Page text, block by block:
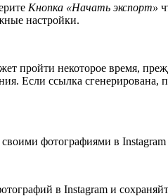
Кнопка «Начать экспорт»
настройки.
пройти некоторое время,
Если ссылка
фотографиями в
в Instagram и